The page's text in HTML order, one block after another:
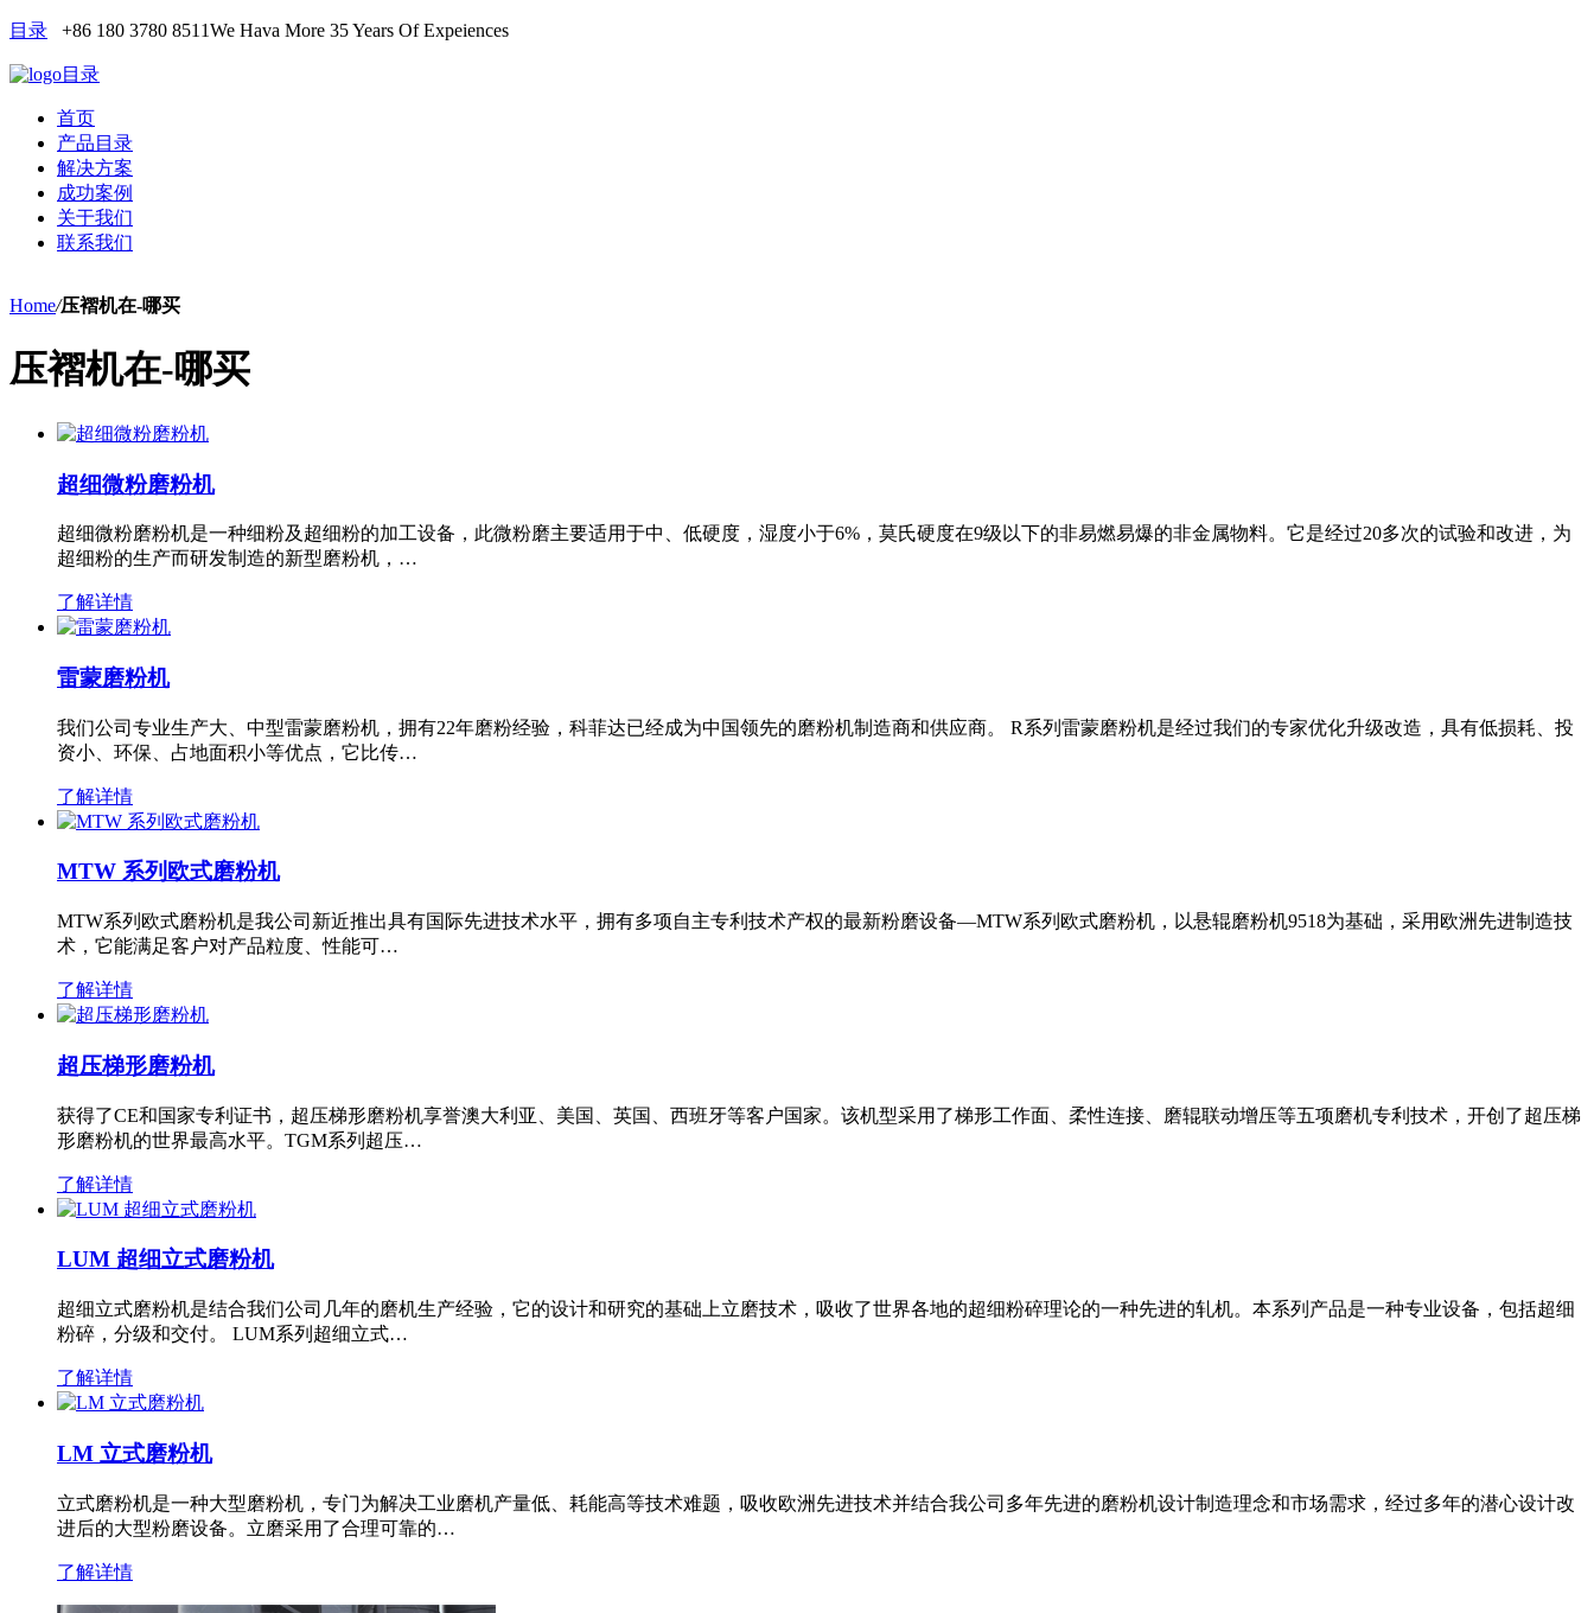
目录 +86 180 3780 8511We Hava More 35 Years Of Expeiences
目录
首页
产品目录
解决方案
成功案例
关于我们
联系我们
Home/压褶机在-哪买
压褶机在-哪买
超细微粉磨粉机
超细微粉磨粉机是一种细粉及超细粉的加工设备，此微粉磨主要适用于中、低硬度，湿度小于6%，莫氏硬度在9级以下的非易燃易爆的非金属物料。它是经过20多次的试验和改进，为
超细粉的生产而研发制造的新型磨粉机，…
了解详情
雷蒙磨粉机
我们公司专业生产大、中型雷蒙磨粉机，拥有22年磨粉经验，科菲达已经成为中国领先的磨粉机制造商和供应商。 R系列雷蒙磨粉机是经过我们的专家优化升级改造，具有低损耗、投
资小、环保、占地面积小等优点，它比传…
了解详情
MTW 系列欧式磨粉机
MTW系列欧式磨粉机是我公司新近推出具有国际先进技术水平，拥有多项自主专利技术产权的最新粉磨设备—MTW系列欧式磨粉机，以悬辊磨粉机9518为基础，采用欧洲先进制造技
术，它能满足客户对产品粒度、性能可…
了解详情
超压梯形磨粉机
获得了CE和国家专利证书，超压梯形磨粉机享誉澳大利亚、美国、英国、西班牙等客户国家。该机型采用了梯形工作面、柔性连接、磨辊联动增压等五项磨机专利技术，开创了超压梯
形磨粉机的世界最高水平。TGM系列超压…
了解详情
LUM 超细立式磨粉机
超细立式磨粉机是结合我们公司几年的磨机生产经验，它的设计和研究的基础上立磨技术，吸收了世界各地的超细粉碎理论的一种先进的轧机。本系列产品是一种专业设备，包括超细
粉碎，分级和交付。 LUM系列超细立式…
了解详情
LM 立式磨粉机
立式磨粉机是一种大型磨粉机，专门为解决工业磨机产量低、耗能高等技术难题，吸收欧洲先进技术并结合我公司多年先进的磨粉机设计制造理念和市场需求，经过多年的潜心设计改
进后的大型粉磨设备。立磨采用了合理可靠的…
了解详情